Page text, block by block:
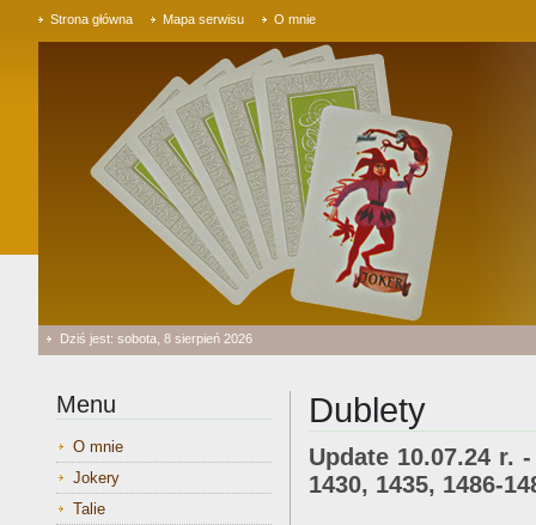
Strona główna Mapa serwisu O mnie
Dziś jest: sobota, 8 sierpień 2026
Menu
O mnie
Jokery
Talie
Dublety
Update 10.07.24 r.
1430, 1435, 1486-